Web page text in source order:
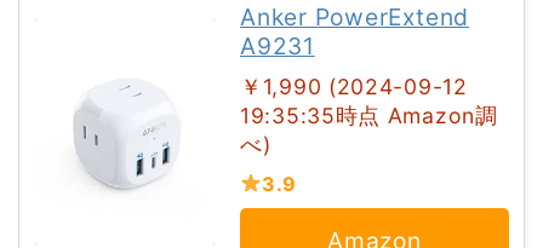
Anker PowerExtend
A9231
￥1,990 (2024-09-12
19:35:35時点 Amazon調
べ)
3.9
Amazon